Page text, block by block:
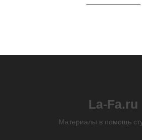
La-Fa.ru
Материалы в помощь